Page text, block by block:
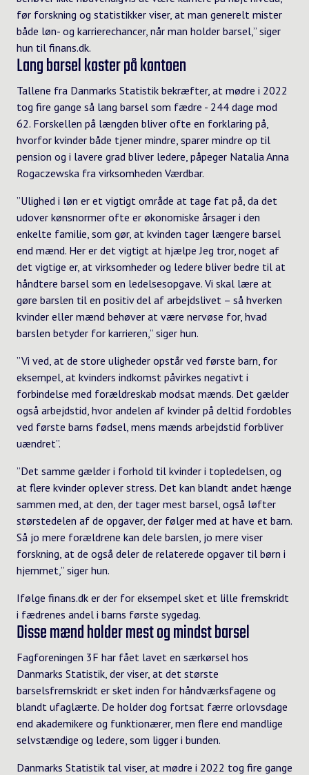
før forskning og statistikker viser, at man generelt mister
både løn- og karrierechancer, når man holder barsel,” siger
hun til finans.dk.
Lang barsel koster på kontoen
Tallene fra Danmarks Statistik bekræfter, at mødre i 2022
tog fire gange så lang barsel som fædre - 244 dage mod
62. Forskellen på længden bliver ofte en forklaring på,
hvorfor kvinder både tjener mindre, sparer mindre op til
pension og i lavere grad bliver ledere, påpeger Natalia Anna
Rogaczewska fra virksomheden Værdbar.
”Ulighed i løn er et vigtigt område at tage fat på, da det
udover kønsnormer ofte er økonomiske årsager i den
enkelte familie, som gør, at kvinden tager længere barsel
end mænd. Her er det vigtigt at hjælpe Jeg tror, noget af
det vigtige er, at virksomheder og ledere bliver bedre til at
håndtere barsel som en ledelsesopgave. Vi skal lære at
gøre barslen til en positiv del af arbejdslivet – så hverken
kvinder eller mænd behøver at være nervøse for, hvad
barslen betyder for karrieren,” siger hun.
”Vi ved, at de store uligheder opstår ved første barn, for
eksempel, at kvinders indkomst påvirkes negativt i
forbindelse med forældreskab modsat mænds. Det gælder
også arbejdstid, hvor andelen af kvinder på deltid fordobles
ved første barns fødsel, mens mænds arbejdstid forbliver
uændret”.
”Det samme gælder i forhold til kvinder i topledelsen, og
at flere kvinder oplever stress. Det kan blandt andet hænge
sammen med, at den, der tager mest barsel, også løfter
størstedelen af de opgaver, der følger med at have et barn.
Så jo mere forældrene kan dele barslen, jo mere viser
forskning, at de også deler de relaterede opgaver til børn i
hjemmet,” siger hun.
Ifølge finans.dk er der for eksempel sket et lille fremskridt
i fædrenes andel i barns første sygedag.
Disse mænd holder mest og mindst barsel
Fagforeningen 3F har fået lavet en særkørsel hos
Danmarks Statistik, der viser, at det største
barselsfremskridt er sket inden for håndværksfagene og
blandt ufaglærte. De holder dog fortsat færre orlovsdage
end akademikere og funktionærer, men flere end mandlige
selvstændige og ledere, som ligger i bunden.
Danmarks Statistik tal viser, at mødre i 2022 tog fire gange